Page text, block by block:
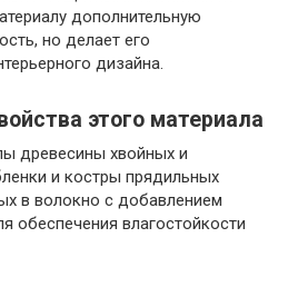
дополнительную
но делает его
дизайна.
этого материала
древесины хвойных и
и костры прядильных
в волокно с добавлением
обеспечения влагостойкости